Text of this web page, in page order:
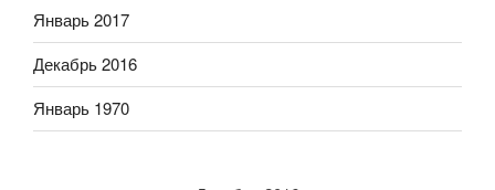
Январь 2017
Декабрь 2016
Январь 1970